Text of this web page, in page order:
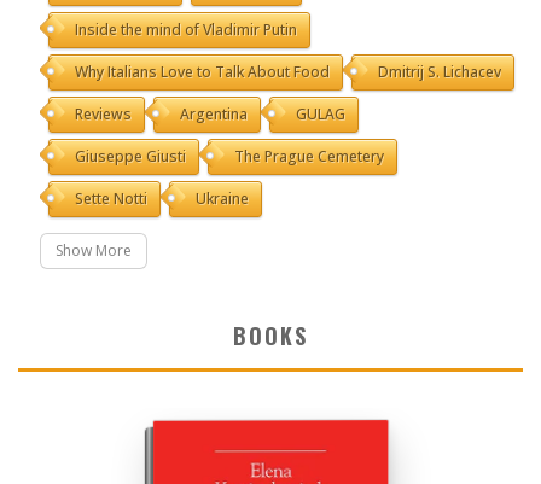
Inside the mind of Vladimir Putin
Why Italians Love to Talk About Food Dmitrij S. Lichacev
Reviews Argentina GULAG
Giuseppe Giusti The Prague Cemetery
Sette Notti Ukraine
Show More
BOOKS